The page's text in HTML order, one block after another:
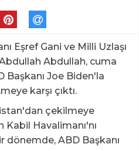
Eşref Gani ve Milli Uzlaşı
Abdullah, cuma
Başkanı Joe Biden'la
karşı çıktı.
çekilmeye
Kabil Havalimanı'nı
ABD Başkanı